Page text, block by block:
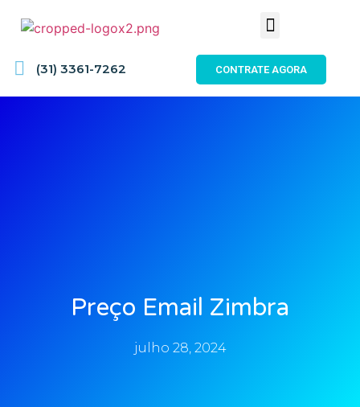
(31) 3361-7262 CONTRATE AGORA
Preço Email Zimbra
julho 28, 2024